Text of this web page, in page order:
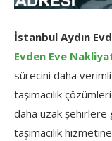
İstanbul Aydın
Evden Eve
sürecini daha
taşımacılık
daha uzak
taşımacılık